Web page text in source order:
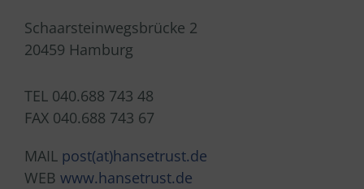
Schaarsteinwegsbrücke 2
20459 Hamburg
TEL 040.688 743 48
FAX 040.688 743 67
MAIL post(at)hansetrust.de
WEB www.hansetrust.de